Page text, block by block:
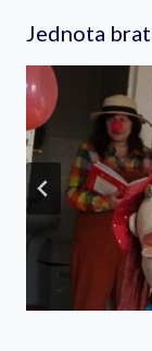
obsah
Jednota